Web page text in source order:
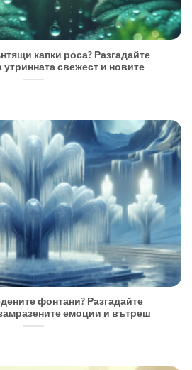
капки роса? Разгадайте
свежест и новите
фонтани? Разгадайте
емоции и вътреш